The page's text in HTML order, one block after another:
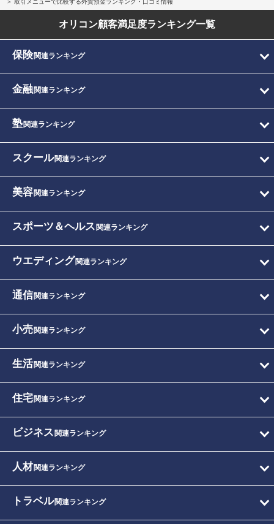
オリコン顧客満足度ランキング一覧
保険関連ランキング
金融関連ランキング
塾関連ランキング
スクール関連ランキング
美容関連ランキング
スポーツ＆ヘルス 関連ランキング
ウエディング関連ランキング
通信関連ランキング
小売関連ランキング
生活関連ランキング
住宅関連ランキング
ビジネス 関連ランキング
人材関連ランキング
トラベル関連ランキング